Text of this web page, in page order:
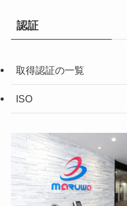
認証
取得認証の一覧
ISO